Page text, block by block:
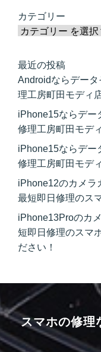
カテゴリー
最近の投稿
Androidならデー
理工房町田モディ
iPhone15ならデー
修理工房町田モデ
iPhone15ならデー
修理工房町田モデ
iPhone12のカメラ
最短即日修理のス
iPhone13Proのカ
短即日修理のスマ
ださい！
スマホの修理